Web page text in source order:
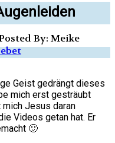
By: Meike
Geist gedrängt dieses
mich erst gesträubt
mich Jesus daran
Videos getan hat. Er
🙂